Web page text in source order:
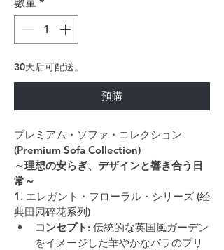
30天后可配送。
預購
プレミアム・ソファ・コレクション
(Premium Sofa Collection)
～理想の安らぎ、デザインと響き合う日
常～
1. エレガント・フローラル・シリーズ (经
典田园碎花系列)
コンセプト : 伝統的な英国風ガーデン
をイメージした華やかなバラのプリ